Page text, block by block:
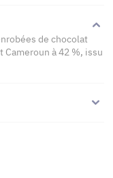
de chocolat
à 42 %, issu